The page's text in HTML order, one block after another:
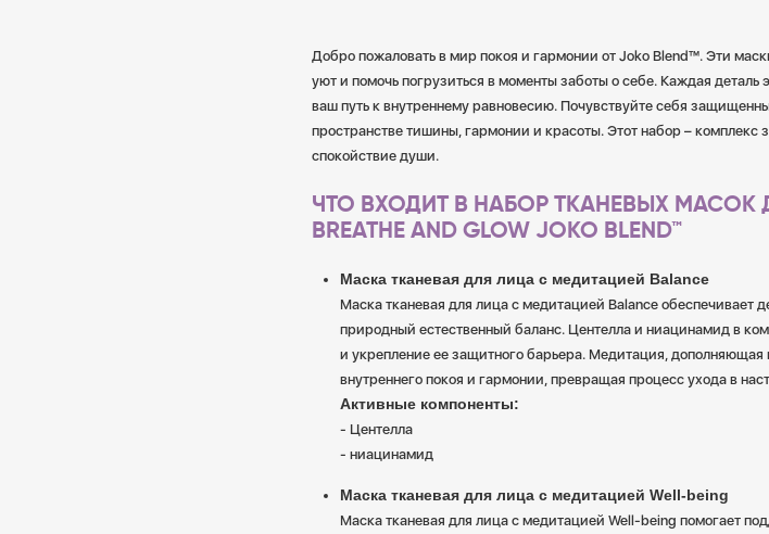
Добро пожаловать в мир покоя и гармонии от Joko Blend™. Эти
уют и помочь погрузиться в моменты заботы о себе. Каждая
ваш путь к внутреннему равновесию. Почувствуйте себя
пространстве тишины, гармонии и красоты. Этот набор – комплекс
спокойствие души.
ЧТО ВХОДИТ В НАБОР ТКАНЕВЫХ МАСОК
BREATHE AND GLOW JOKO BLEND™
Маска тканевая для лица с медитацией Balance
Маска тканевая для лица с медитацией Balance обеспечивает
природный естественный баланс. Центелла и ниацинамид в
и укрепление ее защитного барьера. Медитация, дополняющая
внутреннего покоя и гармонии, превращая процесс ухода в
Активные компоненты:
- Центелла
- ниацинамид
Маска тканевая для лица с медитацией Well-being
Маска тканевая для лица с медитацией Well-being помогает